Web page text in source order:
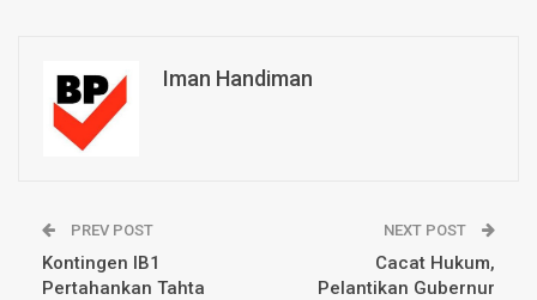
Iman Handiman
PREV POST
Kontingen IB1
Pertahankan Tahta
NEXT POST
Cacat Hukum,
Pelantikan Gubernur